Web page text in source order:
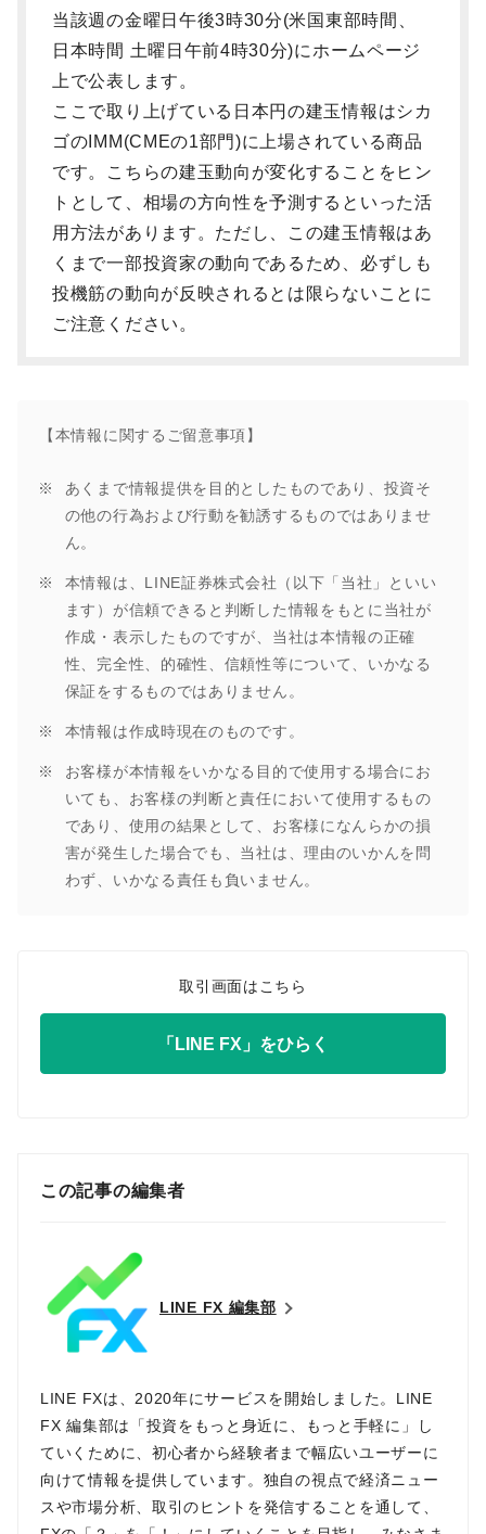
当該週の金曜日午後3時30分(米国東部時間、
日本時間 土曜日午前4時30分)にホームページ
上で公表します。
ここで取り上げている日本円の建玉情報はシカ
ゴのIMM(CMEの1部門)に上場されている商品
です。こちらの建玉動向が変化することをヒン
トとして、相場の方向性を予測するといった活
用方法があります。ただし、この建玉情報はあ
くまで一部投資家の動向であるため、必ずしも
投機筋の動向が反映されるとは限らないことに
ご注意ください。
【本情報に関するご留意事項】
あくまで情報提供を目的としたものであり、投資そ
の他の行為および行動を勧誘するものではありませ
ん。
本情報は、LINE証券株式会社（以下「当社」といい
ます）が信頼できると判断した情報をもとに当社が
作成・表示したものですが、当社は本情報の正確
性、完全性、的確性、信頼性等について、いかなる
保証をするものではありません。
本情報は作成時現在のものです。
お客様が本情報をいかなる目的で使用する場合にお
いても、お客様の判断と責任において使用するもの
であり、使用の結果として、お客様になんらかの損
害が発生した場合でも、当社は、理由のいかんを問
わず、いかなる責任も負いません。
取引画面はこちら
「LINE FX」をひらく
この記事の編集者
LINE FX 編集部
LINE FXは、2020年にサービスを開始しました。LINE
FX 編集部は「投資をもっと身近に、もっと手軽に」し
ていくために、初心者から経験者まで幅広いユーザーに
向けて情報を提供しています。独自の視点で経済ニュー
スや市場分析、取引のヒントを発信することを通して、